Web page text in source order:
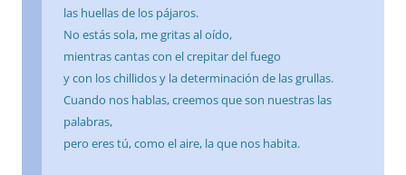
las huellas de los pájaros.
No estás sola, me gritas al oído,
mientras cantas con el crepitar del fuego
y con los chillidos y la determinación de las grullas.
Cuando nos hablas, creemos que son nuestras las
palabras,
pero eres tú, como el aire, la que nos habita.